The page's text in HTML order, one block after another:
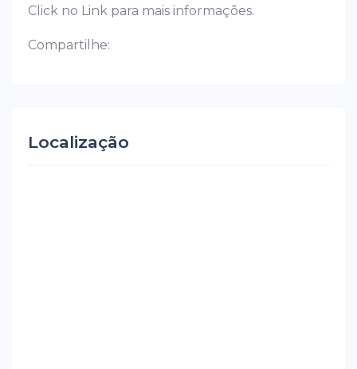
Click no Link para mais informações.
Compartilhe:
Localização